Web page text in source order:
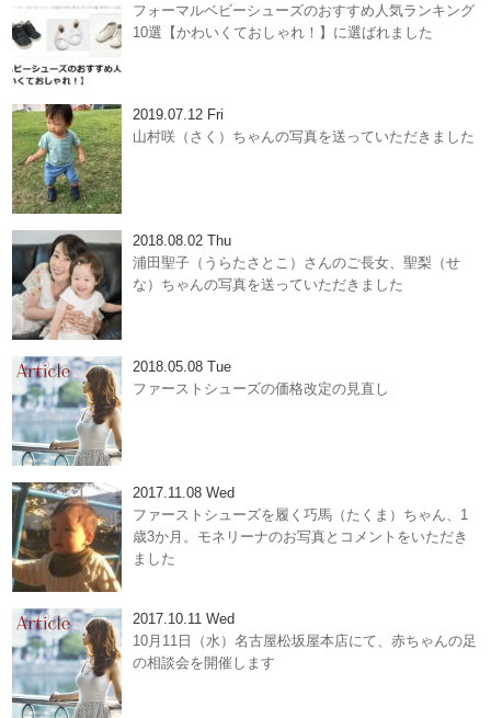
フォーマルベビーシューズのおすすめ人気ランキング
10選【かわいくておしゃれ！】に選ばれました
2019.07.12 Fri
山村咲（さく）ちゃんの写真を送っていただきました
2018.08.02 Thu
浦田聖子（うらたさとこ）さんのご長女、聖梨（せ
な）ちゃんの写真を送っていただきました
2018.05.08 Tue
ファーストシューズの価格改定の見直し
2017.11.08 Wed
ファーストシューズを履く巧馬（たくま）ちゃん、1
歳3か月。モネリーナのお写真とコメントをいただき
ました
2017.10.11 Wed
10月11日（水）名古屋松坂屋本店にて、赤ちゃんの足
の相談会を開催します